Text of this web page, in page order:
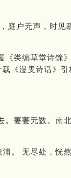
庭户无声，时见
类编草堂诗馀
《漫叟诗话》
萋萋无数。南
。 无尽处，恍